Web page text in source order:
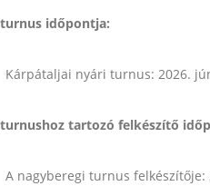
időpontja:
Kárpátaljai nyári turnus: 2026.
tartozó felkészítő
A nagyberegi turnus felkészítője: